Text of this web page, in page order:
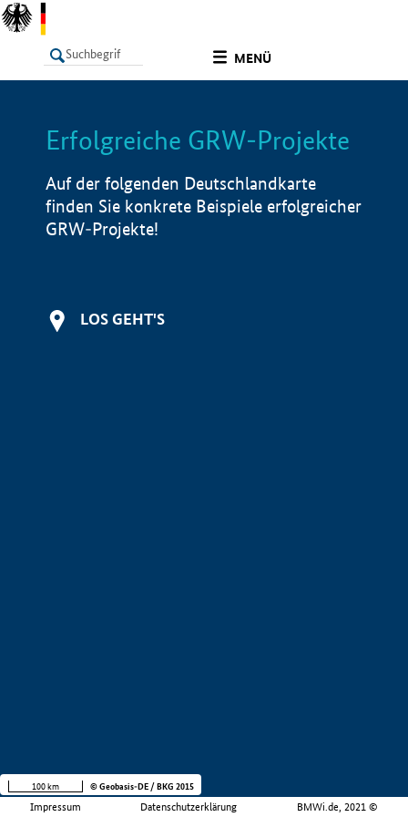
MENÜ
LISTE Info
Erfolgreiche GRW-Projekte
Auf der folgenden Deutschlandkarte
finden Sie konkrete Beispiele erfolgreicher
GRW-Projekte!
LOS GEHT'S
Impressum Datenschutzerklärung BMWi.de, 2021 ©
100 km © Geobasis-DE / BKG 2015